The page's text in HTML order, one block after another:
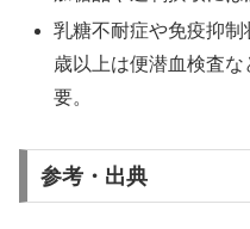
乳糖不耐症や免疫抑
歳以上は便潜血検査
要。
参考・出典